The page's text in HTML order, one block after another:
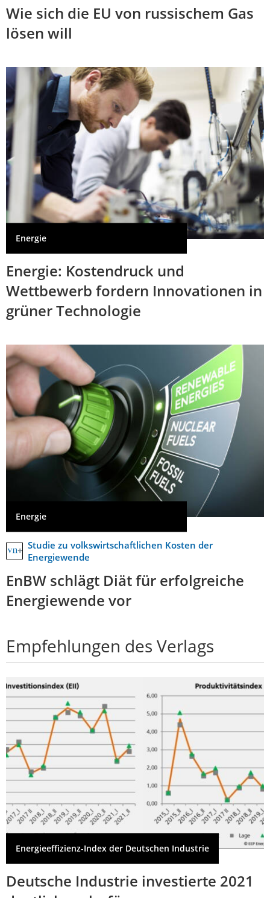
Wie sich die EU von russischem Gas
lösen will
Energie
Energie: Kostendruck und
Wettbewerb fordern Innovationen in
grüner Technologie
Energie
Studie zu volkswirtschaftlichen Kosten der
Energiewende
EnBW schlägt Diät für erfolgreiche
Energiewende vor
Empfehlungen des Verlags
Energieeffizienz-Index der Deutschen Industrie
Deutsche Industrie investierte 2021